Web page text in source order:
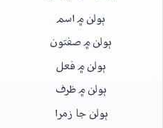
ٻولن ۾ اسم
ٻولن ۾ صفتون
ٻولن ۾ فعل
ٻولن ۾ ظرف
ٻولن جا زمرا